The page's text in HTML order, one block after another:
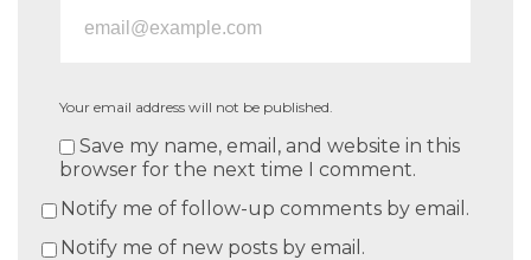
Your email address will not be published.
Save my name, email, and website in this
browser for the next time I comment.
Notify me of follow-up comments by email.
Notify me of new posts by email.